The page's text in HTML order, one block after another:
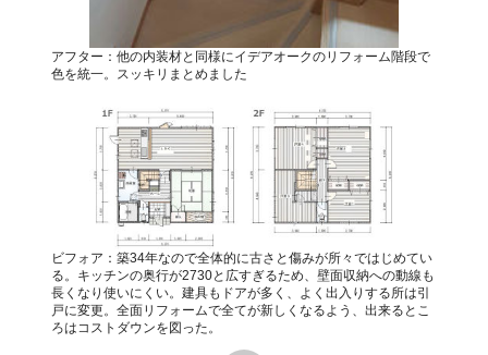
アフター：他の内装材と同様にイデアオークのリフォーム階段で
色を統一。スッキリまとめました
ビフォア：築34年なので全体的に古さと傷みが所々ではじめてい
る。キッチンの奥行が2730と広すぎるため、壁面収納への動線も
長くなり使いにくい。建具もドアが多く、よく出入りする所は引
戸に変更。全面リフォームで全てが新しくなるよう、出来るとこ
ろはコストダウンを図った。